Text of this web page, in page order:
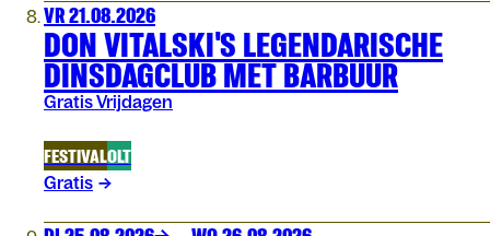
VR 21.08.2026
DON VITALSKI'S LEGENDARISCHE
DINSDAGCLUB MET BARBUUR
Gratis Vrijdagen
FESTIVALOLT
Gratis